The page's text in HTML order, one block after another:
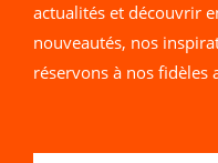
actualités et découvrir
nouveautés, nos
réservons à nos fidèles